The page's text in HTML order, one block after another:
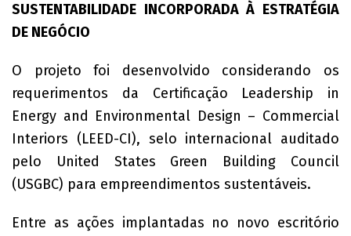
SUSTENTABILIDADE INCORPORADA À ESTRATÉGIA
DE NEGÓCIO
O projeto foi desenvolvido considerando os
requerimentos da Certificação Leadership in
Energy and Environmental Design – Commercial
Interiors (LEED-CI), selo internacional auditado
pelo United States Green Building Council
(USGBC) para empreendimentos sustentáveis.
Entre as ações implantadas no novo escritório